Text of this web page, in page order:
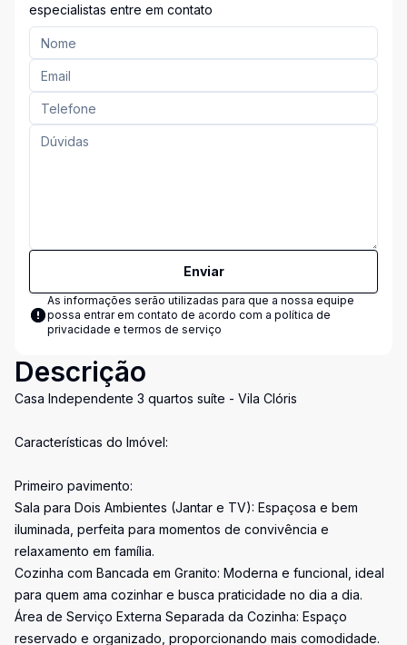
especialistas entre em contato
Enviar
As informações serão utilizadas para que a nossa equipe
possa entrar em contato de acordo com a política de
privacidade e termos de serviço
Descrição
Casa Independente 3 quartos suíte - Vila Clóris
Características do Imóvel:
Primeiro pavimento:
Sala para Dois Ambientes (Jantar e TV): Espaçosa e bem
iluminada, perfeita para momentos de convivência e
relaxamento em família.
Cozinha com Bancada em Granito: Moderna e funcional, ideal
para quem ama cozinhar e busca praticidade no dia a dia.
Área de Serviço Externa Separada da Cozinha: Espaço
reservado e organizado, proporcionando mais comodidade.